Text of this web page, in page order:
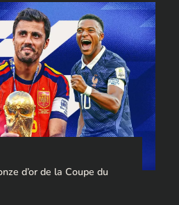
d’or de la Coupe du